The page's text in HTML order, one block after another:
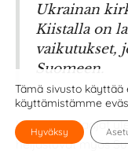
Ukrainan
Kiistalla on
vaikutukset,
Suomeen.
Kiistalla on laajat
heijastuvat myös
Tämä sivusto käyttää
käyttämistämme
Hyväksy